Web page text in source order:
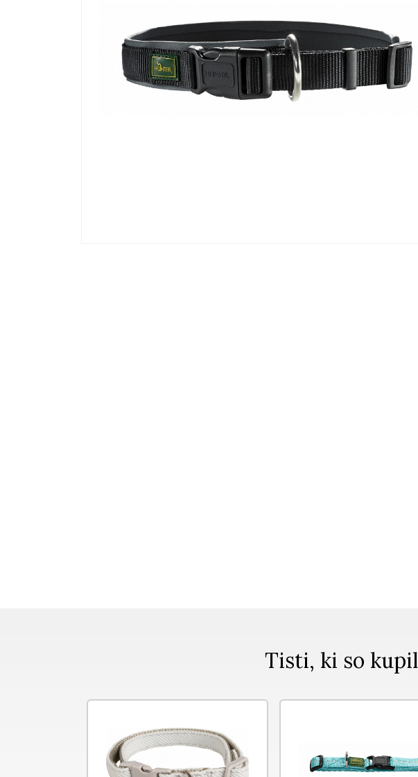
Tisti, ki so